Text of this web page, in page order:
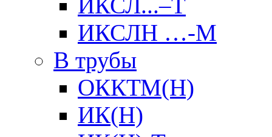
ИКСЛ...–Т
ИКСЛН …-М
В трубы
ОККТМ(Н)
ИК(Н)